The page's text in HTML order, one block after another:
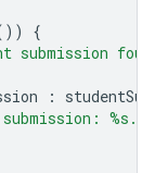
{
submission
: